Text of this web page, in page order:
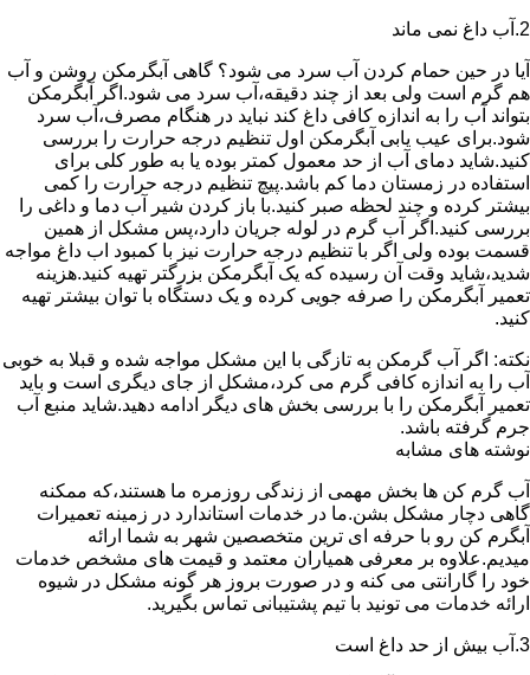
2.آب داغ نمی ماند
آیا در حین حمام کردن آب سرد می شود؟ گاهی آبگرمکن روشن و آب
هم گرم است ولی بعد از چند دقیقه،آب سرد می شود.اگر آبگرمکن
بتواند آب را به اندازه کافی داغ کند نباید در هنگام مصرف،آب سرد
شود.برای عیب یابی آبگرمکن اول تنظیم درجه حرارت را بررسی
کنید.شاید دمای آب از حد معمول کمتر بوده یا به طور کلی برای
استفاده در زمستان دما کم باشد.پیچ تنظیم درجه حرارت را کمی
بیشتر کرده و چند لحظه صبر کنید.با باز کردن شیر آب دما و داغی را
بررسی کنید.اگر آب گرم در لوله جریان دارد،پس مشکل از همین
قسمت بوده ولی اگر با تنظیم درجه حرارت نیز با کمبود اب داغ مواجه
شدید،شاید وقت آن رسیده که یک آبگرمکن بزرگتر تهیه کنید.هزینه
تعمیر آبگرمکن را صرفه جویی کرده و یک دستگاه با توان بیشتر تهیه
کنید.
نکته: اگر آب گرمکن به تازگی با این مشکل مواجه شده و قبلا به خوبی
آب را به اندازه کافی گرم می کرد،مشکل از جای دیگری است و باید
تعمیر آبگرمکن را با بررسی بخش های دیگر ادامه دهید.شاید منبع آب
جرم گرفته باشد.
نوشته های مشابه
آب گرم کن ها بخش مهمی از زندگی روزمره ما هستند،که ممکنه
گاهی دچار مشکل بشن.ما در خدمات استاندارد در زمینه تعمیرات
آبگرم کن رو با حرفه ای ترین متخصصین شهر به شما ارائه
میدیم.علاوه بر معرفی همیاران معتمد و قیمت های مشخص خدمات
خود را گارانتی می کنه و در صورت بروز هر گونه مشکل در شیوه
ارائه خدمات می تونید با تیم پشتیبانی تماس بگیرید.
3.آب بیش از حد داغ است